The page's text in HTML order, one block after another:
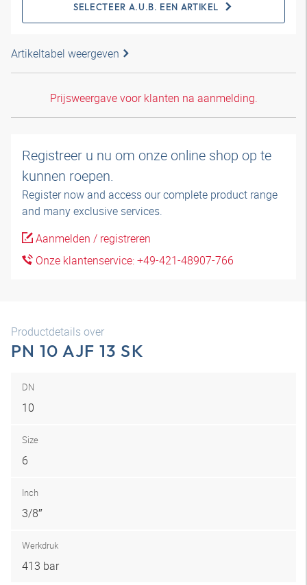
SELECTEER A.U.B. EEN ARTIKEL
Artikeltabel weergeven
Prijsweergave voor klanten na aanmelding.
Registreer u nu om onze online shop op te
kunnen roepen.
Register now and access our complete product range
and many exclusive services.
Aanmelden / registreren
Onze klantenservice: +49-421-48907-766
Productdetails over
PN 10 AJF 13 SK
DN
10
Size
6
Inch
3/8″
Werkdruk
413 bar